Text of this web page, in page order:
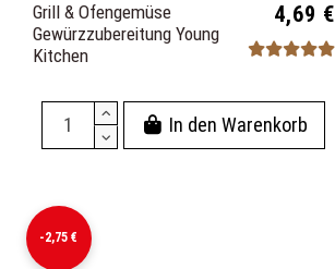
Grill & Ofengemüse
Gewürzzubereitung Young
Kitchen
4,69 €
In den Warenkorb
-2,75 €